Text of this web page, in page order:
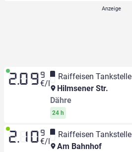
2.09 9
€/l
Raiffeisen Tankstelle
Hilmsener Str.
Dähre
24 h
2.10 9
€/l
Raiffeisen Tankstelle
Am Bahnhof